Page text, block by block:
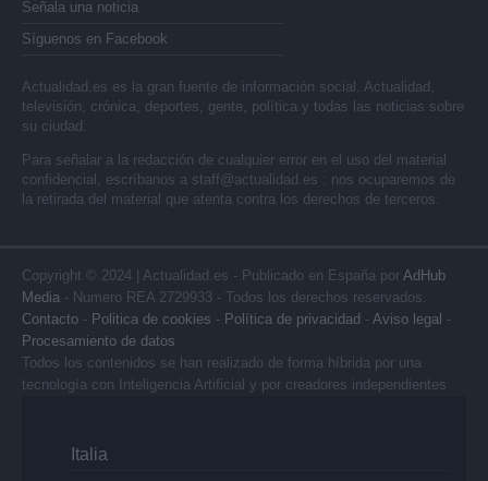
Señala una noticia
Síguenos en Facebook
Actualidad.es es la gran fuente de información social. Actualidad,
televisión, crónica, deportes, gente, política y todas las noticias sobre
su ciudad.
Para señalar a la redacción de cualquier error en el uso del material
confidencial, escríbanos a staff@actualidad.es : nos ocuparemos de
la retirada del material que atenta contra los derechos de terceros.
Copyright © 2024 | Actualidad.es - Publicado en España por AdHub
Media - Numero REA 2729933 - Todos los derechos reservados.
Contacto - Politica de cookies - Política de privacidad - Aviso legal -
Procesamiento de datos
Todos los contenidos se han realizado de forma híbrida por una
tecnología con Inteligencia Artificial y por creadores independientes
Italia